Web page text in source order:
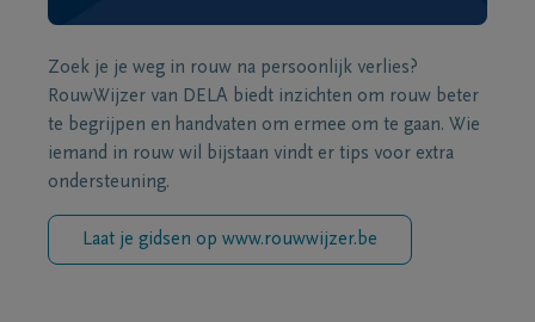
Zoek je je weg in rouw na persoonlijk verlies?
RouwWijzer van DELA biedt inzichten om rouw beter
te begrijpen en handvaten om ermee om te gaan. Wie
iemand in rouw wil bijstaan vindt er tips voor extra
ondersteuning.
Laat je gidsen op www.rouwwijzer.be